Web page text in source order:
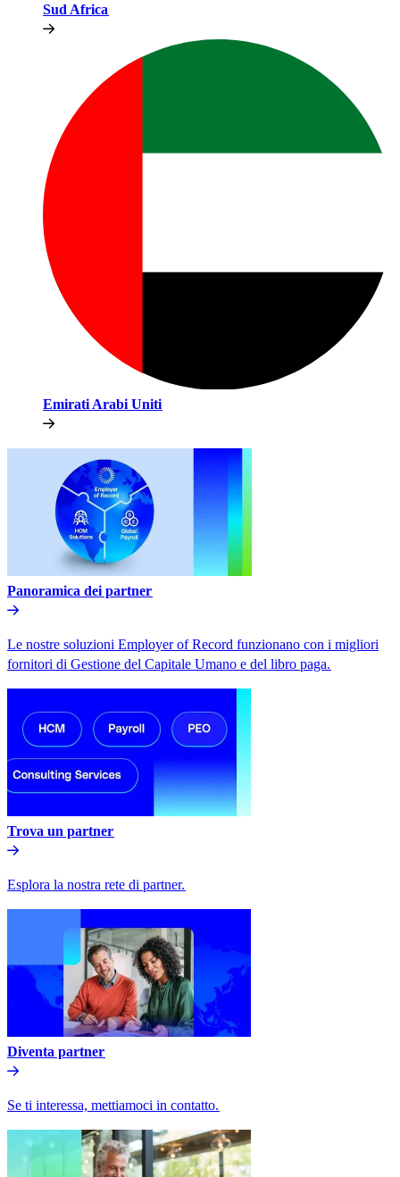
Sud Africa​​
Emirati Arabi Uniti​​
Panoramica dei partner​​
Le nostre soluzioni Employer of Record funzionano con i migliori
fornitori di Gestione del Capitale Umano e del libro paga.​​
Trova un partner​​
Esplora la nostra rete di partner.​​
Diventa partner​​
Se ti interessa, mettiamoci in contatto.​​